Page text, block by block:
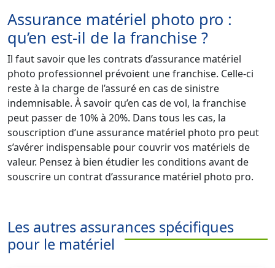
Assurance matériel photo pro :
qu’en est-il de la franchise ?
Il faut savoir que les contrats d’assurance matériel
photo professionnel prévoient une franchise. Celle-ci
reste à la charge de l’assuré en cas de sinistre
indemnisable. À savoir qu’en cas de vol, la franchise
peut passer de 10% à 20%. Dans tous les cas, la
souscription d’une assurance matériel photo pro peut
s’avérer indispensable pour couvrir vos matériels de
valeur. Pensez à bien étudier les conditions avant de
souscrire un contrat d’assurance matériel photo pro.
Les autres assurances spécifiques
pour le matériel